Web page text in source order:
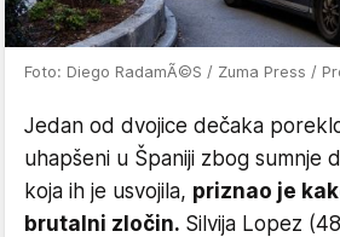
Foto: Diego RadamÃ©S / Zuma Press /
Jedan od dvojice dečaka
uhapšeni u Španiji zbog sumnje
koja ih je usvojila, priznao je
brutalni zločin. Silvija Lopez